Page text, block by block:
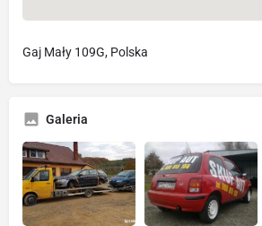
Gaj Mały 109G, Polska
Galeria